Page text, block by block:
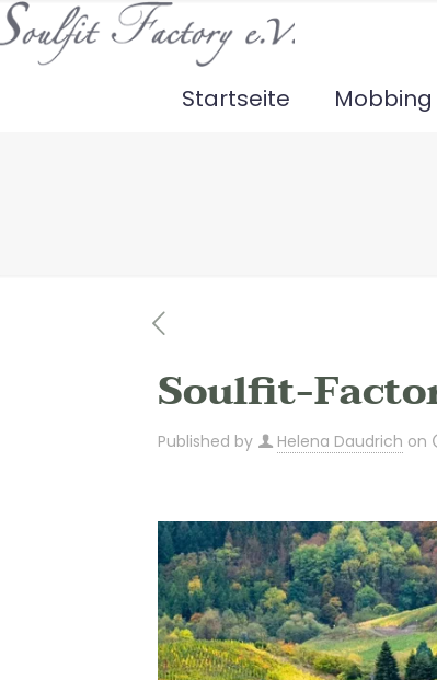
Startseite Mobbing
Soulfit-
Published by Helena Daudrich on